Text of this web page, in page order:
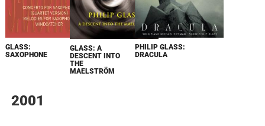
GLASS:
SAXOPHONE
GLASS: A
DESCENT INTO
THE
MAELSTRÖM
PHILIP GLASS:
DRACULA
2001